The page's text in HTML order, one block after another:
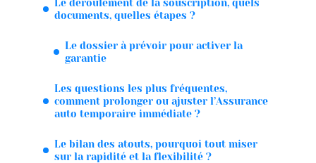
Le déroulement de la souscription, quels
documents, quelles étapes ?
Le dossier à prévoir pour activer la
garantie
Les questions les plus fréquentes,
comment prolonger ou ajuster l’Assurance
auto temporaire immédiate ?
Le bilan des atouts, pourquoi tout miser
sur la rapidité et la flexibilité ?